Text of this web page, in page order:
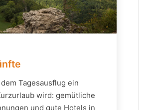
Tagesausflug ein
wird: gemütliche
und gute Hotels in